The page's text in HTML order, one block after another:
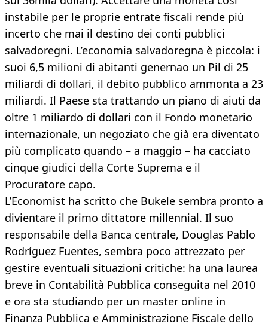
instabile per le proprie entrate fiscali rende più
incerto che mai il destino dei conti pubblici
salvadoregni. L’economia salvadoregna è piccola: i
suoi 6,5 milioni di abitanti genernao un Pil di 25
miliardi di dollari, il debito pubblico ammonta a 23
miliardi. Il Paese sta trattando un piano di aiuti da
oltre 1 miliardo di dollari con il Fondo monetario
internazionale, un negoziato che già era diventato
più complicato quando – a maggio – ha cacciato
cinque giudici della Corte Suprema e il
Procuratore capo.
L’Economist ha scritto che Bukele sembra pronto a
divientare il primo dittatore millennial. Il suo
responsabile della Banca centrale, Douglas Pablo
Rodríguez Fuentes, sembra poco attrezzato per
gestire eventuali situazioni critiche: ha una laurea
breve in Contabilità Pubblica conseguita nel 2010
e ora sta studiando per un master online in
Finanza Pubblica e Amministrazione Fiscale dello